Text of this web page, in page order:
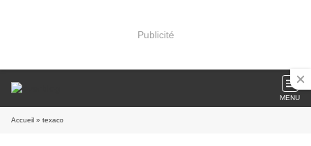
Publicité
MENU
Accueil » texaco